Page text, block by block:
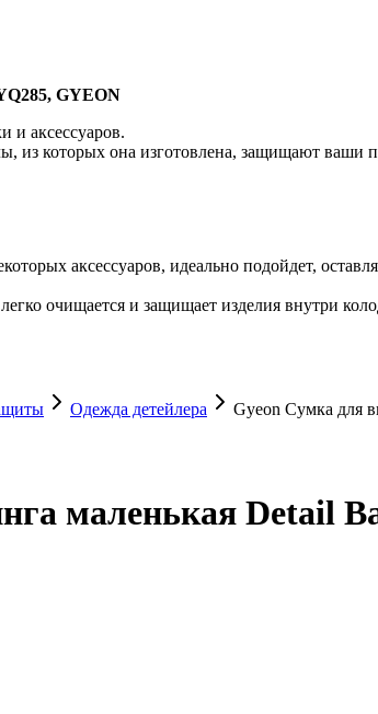
GYEON
и аксессуаров.
из которых она изготовлена, защищают
аксессуаров, идеально подойдет,
очищается и защищает изделия внутри
Одежда детейлера
Gyeon Сумка для
маленькая Detail